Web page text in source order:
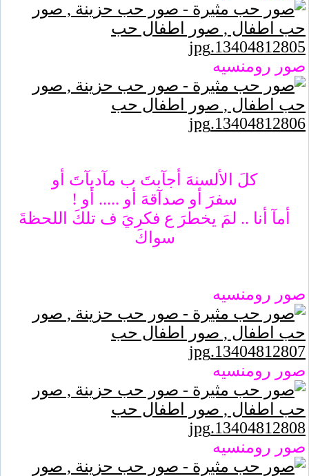
صور رومنسيه
كلَ الألسنهَ أجآبتَ ب مآديآتَ أو
سفرَ أو صدآقهَ أو ..... أو !
أمآ أنا .. لمَ يخطرَ ع فكريَ ف تلكَ اللحظةَ
سواكَ
صور رومنسيه
صور رومنسيه
صور رومنسيه